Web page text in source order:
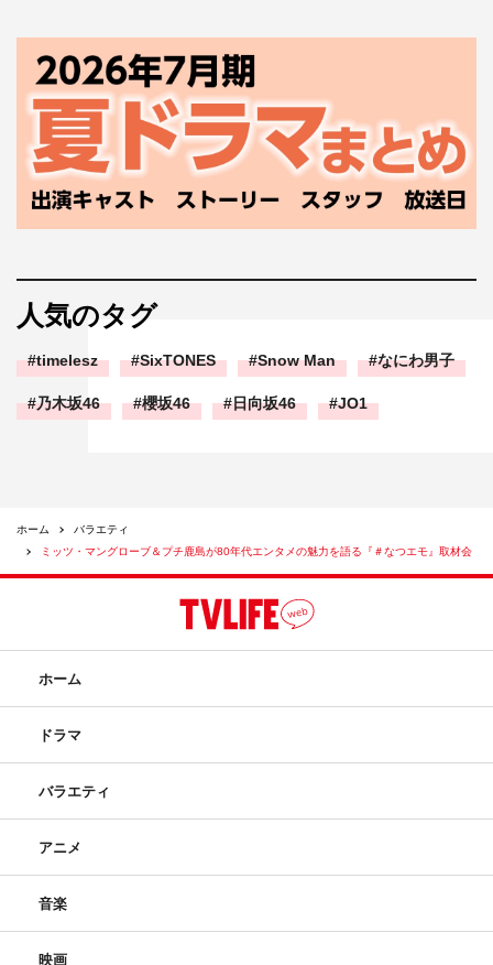
人気のタグ
timelesz SixTONES Snow Man なにわ男子
乃木坂46 櫻坂46 日向坂46 JO1
ホーム
バラエティ
ミッツ・マングローブ＆プチ鹿島が80年代エンタメの魅力を語る『＃なつエモ』取材会
ホーム
ドラマ
バラエティ
アニメ
音楽
映画